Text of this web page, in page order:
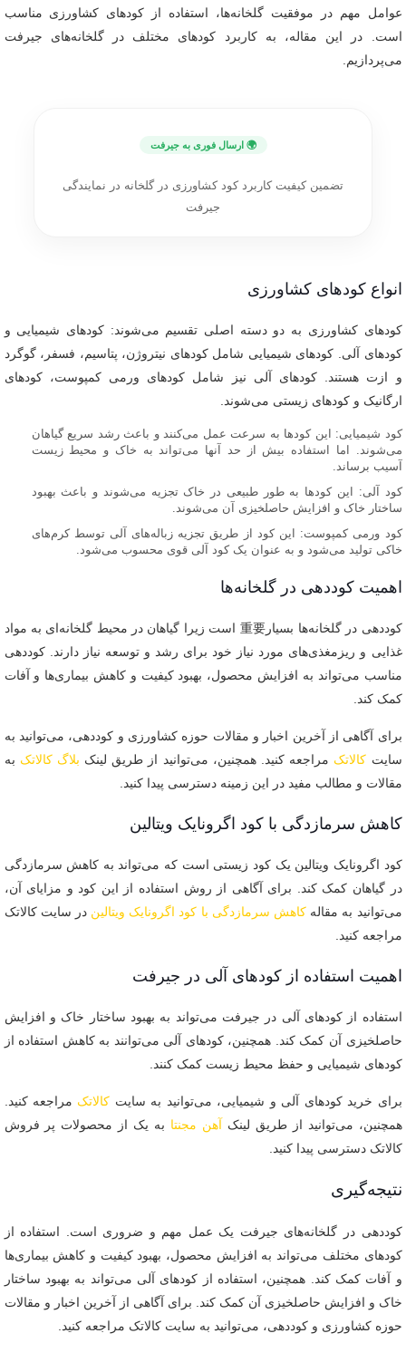
عوامل مهم در موفقیت گلخانه‌ها، استفاده از کودهای کشاورزی مناسب
است. در این مقاله، به کاربرد کودهای مختلف در گلخانه‌های جیرفت
می‌پردازیم.
🌍 ارسال فوری به جیرفت
تضمین کیفیت کاربرد کود کشاورزی در گلخانه در نمایندگی
جیرفت
انواع کودهای کشاورزی
کودهای کشاورزی به دو دسته اصلی تقسیم می‌شوند: کودهای شیمیایی و
کودهای آلی. کودهای شیمیایی شامل کودهای نیتروژن، پتاسیم، فسفر، گوگرد
و ازت هستند. کودهای آلی نیز شامل کودهای ورمی کمپوست، کودهای
ارگانیک و کودهای زیستی می‌شوند.
کود شیمیایی: این کودها به سرعت عمل می‌کنند و باعث رشد سریع گیاهان
می‌شوند. اما استفاده بیش از حد آنها می‌تواند به خاک و محیط زیست
آسیب برساند.
کود آلی: این کودها به طور طبیعی در خاک تجزیه می‌شوند و باعث بهبود
ساختار خاک و افزایش حاصلخیزی آن می‌شوند.
کود ورمی کمپوست: این کود از طریق تجزیه زباله‌های آلی توسط کرم‌های
خاکی تولید می‌شود و به عنوان یک کود آلی قوی محسوب می‌شود.
اهمیت کوددهی در گلخانه‌ها
کوددهی در گلخانه‌ها بسیار重要 است زیرا گیاهان در محیط گلخانه‌ای به مواد
غذایی و ریزمغذی‌های مورد نیاز خود برای رشد و توسعه نیاز دارند. کوددهی
مناسب می‌تواند به افزایش محصول، بهبود کیفیت و کاهش بیماری‌ها و آفات
کمک کند.
برای آگاهی از آخرین اخبار و مقالات حوزه کشاورزی و کوددهی، می‌توانید به
سایت کالاتک مراجعه کنید. همچنین، می‌توانید از طریق لینک بلاگ کالاتک به
مقالات و مطالب مفید در این زمینه دسترسی پیدا کنید.
کاهش سرمازدگی با کود اگرونایک ویتالین
کود اگرونایک ویتالین یک کود زیستی است که می‌تواند به کاهش سرمازدگی
در گیاهان کمک کند. برای آگاهی از روش استفاده از این کود و مزایای آن،
می‌توانید به مقاله کاهش سرمازدگی با کود اگرونایک ویتالین در سایت کالاتک
مراجعه کنید.
اهمیت استفاده از کودهای آلی در جیرفت
استفاده از کودهای آلی در جیرفت می‌تواند به بهبود ساختار خاک و افزایش
حاصلخیزی آن کمک کند. همچنین، کودهای آلی می‌توانند به کاهش استفاده از
کودهای شیمیایی و حفظ محیط زیست کمک کنند.
برای خرید کودهای آلی و شیمیایی، می‌توانید به سایت کالاتک مراجعه کنید.
همچنین، می‌توانید از طریق لینک آهن مجنتا به یک از محصولات پر فروش
کالاتک دسترسی پیدا کنید.
نتیجه‌گیری
کوددهی در گلخانه‌های جیرفت یک عمل مهم و ضروری است. استفاده از
کودهای مختلف می‌تواند به افزایش محصول، بهبود کیفیت و کاهش بیماری‌ها
و آفات کمک کند. همچنین، استفاده از کودهای آلی می‌تواند به بهبود ساختار
خاک و افزایش حاصلخیزی آن کمک کند. برای آگاهی از آخرین اخبار و مقالات
حوزه کشاورزی و کوددهی، می‌توانید به سایت کالاتک مراجعه کنید.